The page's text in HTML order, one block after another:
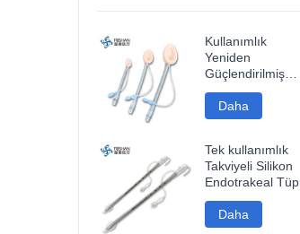
Kullanımlık
Yeniden
Güçlendirilmiş
Silikon Laringeal
Maske Havayolu
Daha
Tek kullanımlık
Takviyeli Silikon
Endotrakeal Tüp
Daha